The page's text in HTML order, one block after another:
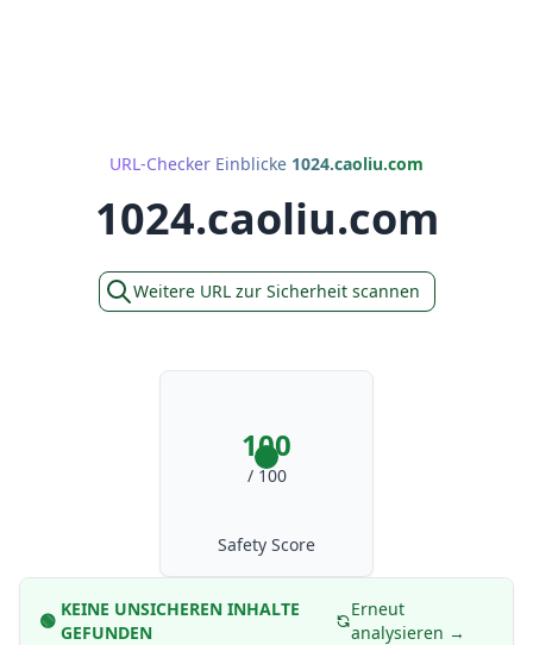
URL-Checker Einblicke 1024.caoliu.com
1024.caoliu.com
Weitere URL zur Sicherheit scannen
100
/ 100
Safety Score
🟢
KEINE UNSICHEREN INHALTE
GEFUNDEN
Erneut
analysieren →